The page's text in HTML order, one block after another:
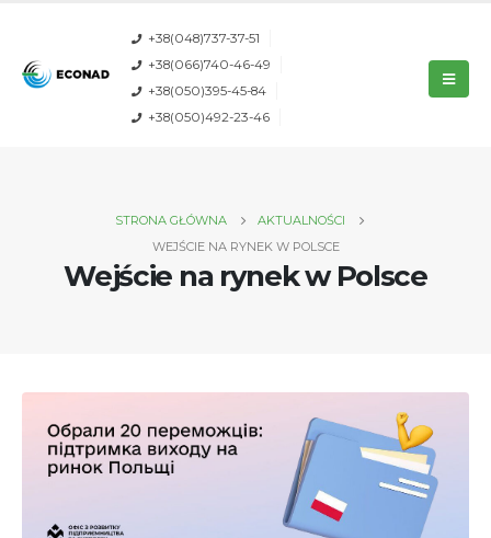
+38(048)737-37-51
+38(066)740-46-49
+38(050)395-45-84
+38(050)492-23-46
STRONA GŁÓWNA
AKTUALNOŚCI
WEJŚCIE NA RYNEK W POLSCE
Wejście na rynek w Polsce